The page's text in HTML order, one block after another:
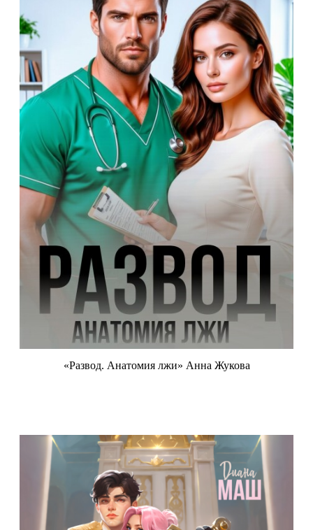
«Развод. Анатомия лжи» Анна Жукова